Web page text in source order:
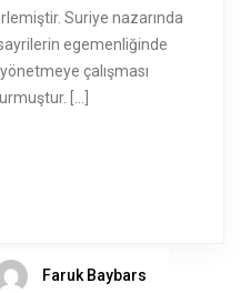
Suriye nazarında
egemenliğinde
çalışması
[…]
Faruk Baybars